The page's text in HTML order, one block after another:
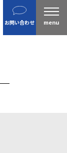
お問い合わせ